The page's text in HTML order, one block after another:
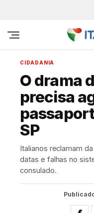
CIDADANIA
O drama
precisa
SP
Italianos reclamam
datas e falhas no
consulado.